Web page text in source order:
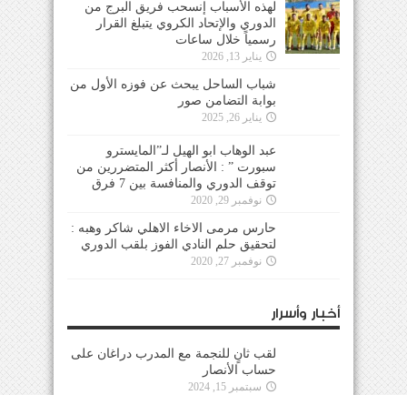
لهذه الأسباب إنسحب فريق البرج من
الدوري والإتحاد الكروي يتبلغ القرار
رسمياً خلال ساعات
يناير 13, 2026
شباب الساحل يبحث عن فوزه الأول من
بوابة التضامن صور
يناير 26, 2025
عبد الوهاب ابو الهيل لـ”المايسترو
سبورت ” : الأنصار أكثر المتضررين من
توقف الدوري والمنافسة بين 7 فرق
نوفمبر 29, 2020
حارس مرمى الاخاء الاهلي شاكر وهبه :
لتحقيق حلم النادي الفوز بلقب الدوري
نوفمبر 27, 2020
أخبار وأسرار
لقب ثانٍ للنجمة مع المدرب دراغان على
حساب الأنصار
سبتمبر 15, 2024